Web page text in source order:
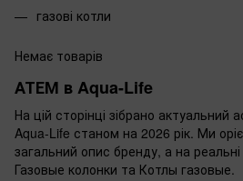
газові котли
Немає товарів
АТЕМ в Aqua-Life
На цій сторінці зібрано
Aqua-Life станом на 2026 рік. Ми
загальний опис бренду, а на реальні
Газовые колонки та Котлы газовые.